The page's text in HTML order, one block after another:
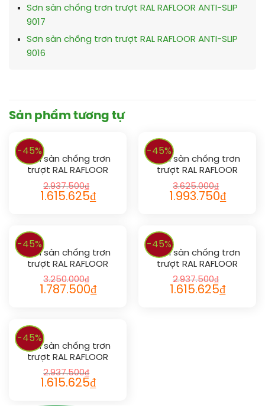
Sơn sàn chống trơn trượt RAL RAFLOOR ANTI-SLIP
9017
Sơn sàn chống trơn trượt RAL RAFLOOR ANTI-SLIP
9016
Sản phẩm tương tự
-45%
Sơn sàn chống trơn
trượt RAL RAFLOOR
ANTI-SLIP 1024
2.937.500₫
1.615.625₫
-45%
Sơn sàn chống trơn
trượt RAL RAFLOOR
ANTI-SLIP 1016
3.625.000₫
1.993.750₫
-45%
Sơn sàn chống trơn
trượt RAL RAFLOOR
ANTI-SLIP 1003
3.250.000₫
1.787.500₫
-45%
Sơn sàn chống trơn
trượt RAL RAFLOOR
ANTI-SLIP 1002
2.937.500₫
1.615.625₫
-45%
Sơn sàn chống trơn
trượt RAL RAFLOOR
ANTI-SLIP 1013
2.937.500₫
1.615.625₫